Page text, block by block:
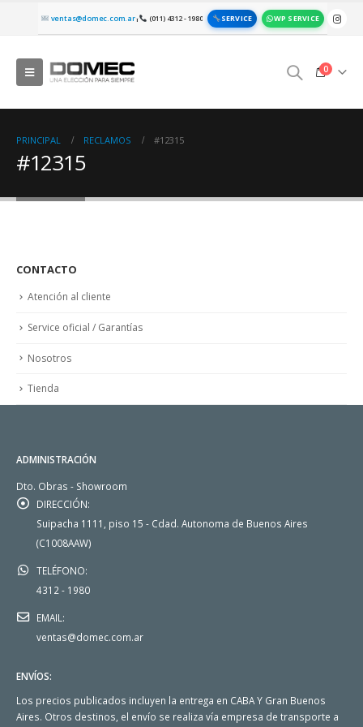
ventas@domec.com.ar| (011) 4312 - 1980 SERVICE WP SERVICE
0
PRINCIPAL RECLAMOS #12315
#12315
CONTACTO
Atención al cliente
Service oficial / Garantías
Nosotros
Tienda
ADMINISTRACIÓN
Dto. Obras - Showroom
DIRECCIÓN:
Suipacha 1111, piso 15 - Cdad. Autonoma de Buenos Aires
(C1008AAW)
TELÉFONO:
4312 - 1980
EMAIL:
ventas@domec.com.ar
ENVÍOS:
Los precios publicados incluyen la entrega en CABA Y Gran Buenos
Aires. Otros destinos, el envío se realiza vía empresa de transporte a